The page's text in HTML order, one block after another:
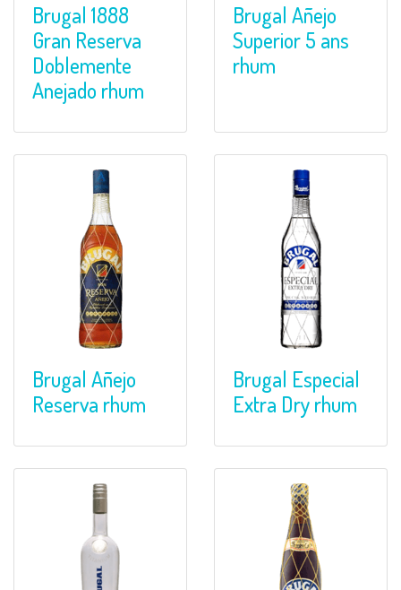
Brugal 1888
Gran Reserva
Doblemente
Anejado rhum
Brugal Añejo
Superior 5 ans
rhum
Brugal Añejo
Reserva rhum
Brugal Especial
Extra Dry rhum